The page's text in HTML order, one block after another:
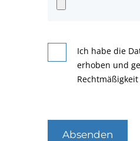
Ich habe die
erhoben und
Absenden